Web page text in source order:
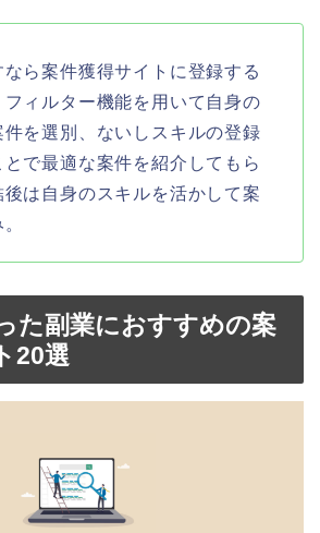
ら案件獲得サイトに登録する
ィルター機能を用いて自身の
を選別、ないしスキルの登録
で最適な案件を紹介してもら
後は自身のスキルを活かして案
た副業におすすめの案
20選